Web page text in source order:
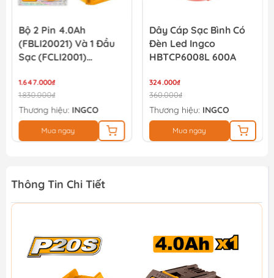
Bộ 2 Pin 4.0Ah
(FBLI20021) Và 1 Đầu
Sạc (FCLI2001)
INGCO FBCPK1424
1.647.000₫
1.830.000₫
Thương hiệu: INGCO
Mua ngay
Dây Cáp Sạc Bình Có
Đèn Led Ingco
HBTCP6008L 600A
324.000₫
360.000₫
Thương hiệu: INGCO
Mua ngay
Thông Tin Chi Tiết